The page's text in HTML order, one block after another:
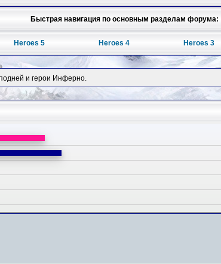
Быстрая навигация по основным разделам форума:
Heroes 5 Heroes 4 Heroes 3
и герои Инферно.